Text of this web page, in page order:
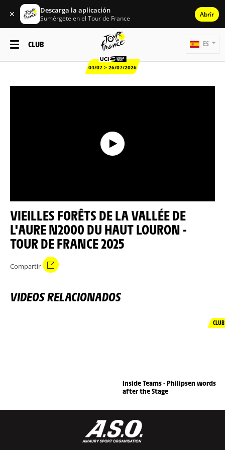
✕ Descarga la aplicación
Sumérgete en el Tour de France Abrir
CLUB
04/07 > 26/07/2026
ES
VIEILLES FORÊTS DE LA VALLÉE DE
L'AURE N2000 DU HAUT LOURON -
TOUR DE FRANCE 2025
Compartir
VIDEOS RELACIONADOS
CLUB
Inside Teams - Philipsen words
after the Stage